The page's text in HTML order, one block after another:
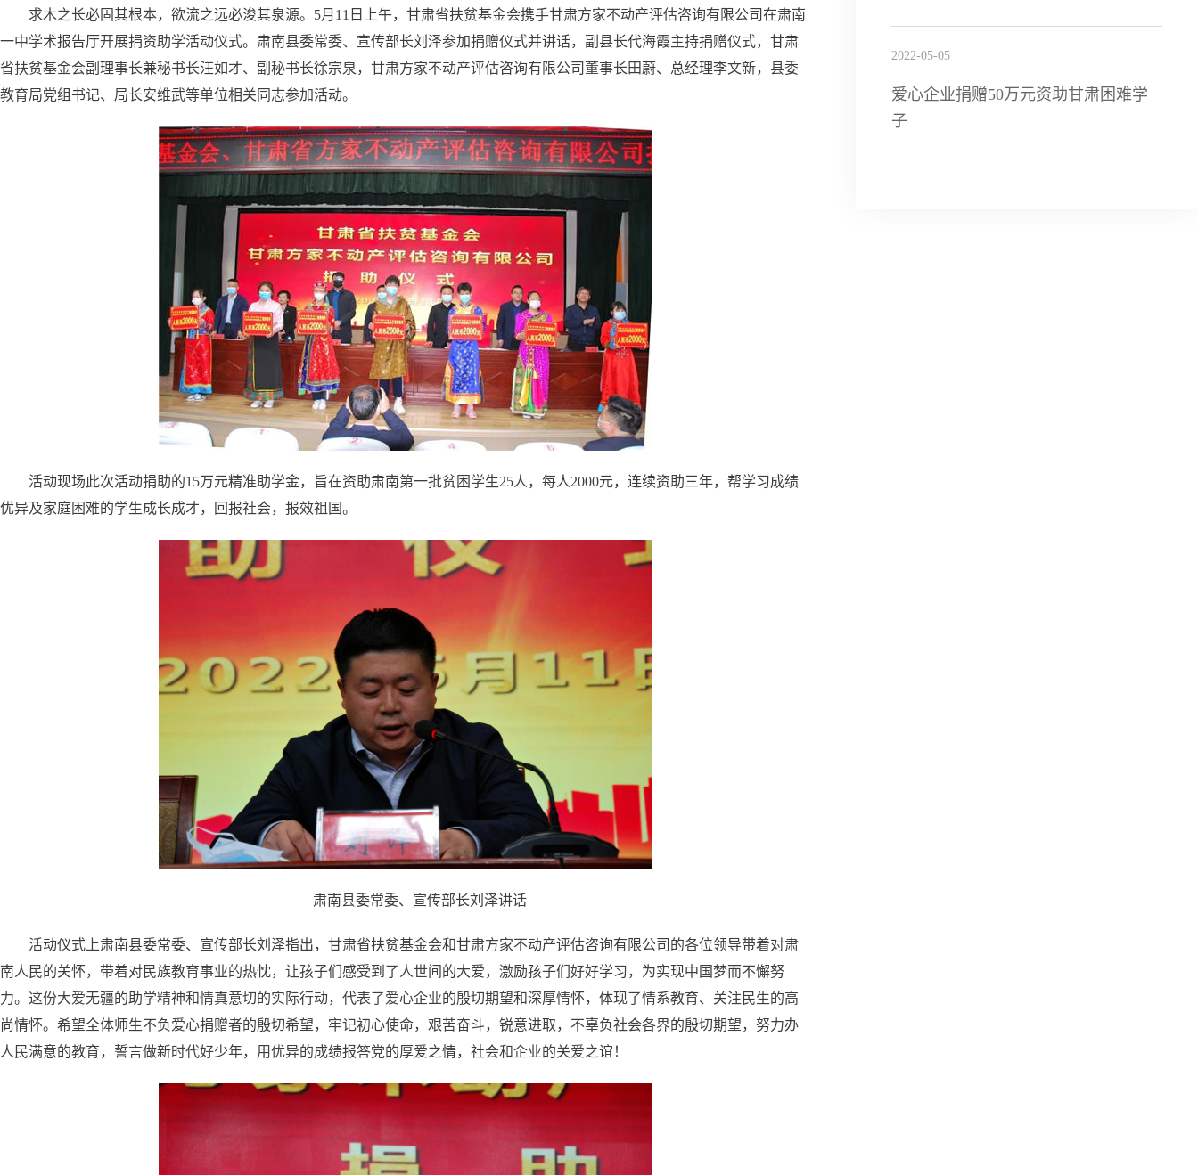
求木之长必固其根本，欲流之远必浚其泉源。5月11日上午，甘肃省扶贫基金会携手甘肃方家不动产评估咨询有限公司在肃南
一中学术报告厅开展捐资助学活动仪式。肃南县委常委、宣传部长刘泽参加捐赠仪式并讲话，副县长代海霞主持捐赠仪式，甘肃
省扶贫基金会副理事长兼秘书长汪如才、副秘书长徐宗泉，甘肃方家不动产评估咨询有限公司董事长田蔚、总经理李文新，县委
教育局党组书记、局长安维武等单位相关同志参加活动。
活动现场此次活动捐助的15万元精准助学金，旨在资助肃南第一批贫困学生25人，每人2000元，连续资助三年，帮学习成绩
优异及家庭困难的学生成长成才，回报社会，报效祖国。
肃南县委常委、宣传部长刘泽讲话
活动仪式上肃南县委常委、宣传部长刘泽指出，甘肃省扶贫基金会和甘肃方家不动产评估咨询有限公司的各位领导带着对肃
南人民的关怀，带着对民族教育事业的热忱，让孩子们感受到了人世间的大爱，激励孩子们好好学习，为实现中国梦而不懈努
力。这份大爱无疆的助学精神和情真意切的实际行动，代表了爱心企业的殷切期望和深厚情怀，体现了情系教育、关注民生的高
尚情怀。希望全体师生不负爱心捐赠者的殷切希望，牢记初心使命，艰苦奋斗，锐意进取，不辜负社会各界的殷切期望，努力办
人民满意的教育，誓言做新时代好少年，用优异的成绩报答党的厚爱之情，社会和企业的关爱之谊！
2022-05-05
爱心企业捐赠50万元资助甘肃困难学
子